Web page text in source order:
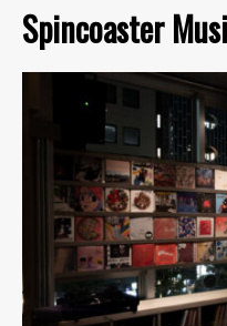
Spincoaster